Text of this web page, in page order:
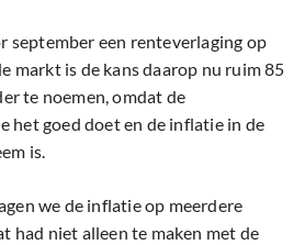
september een renteverlaging op
markt is de kans daarop nu ruim 85
te noemen, omdat de
het goed doet en de inflatie in de
is.
we de inflatie op meerdere
had niet alleen te maken met de